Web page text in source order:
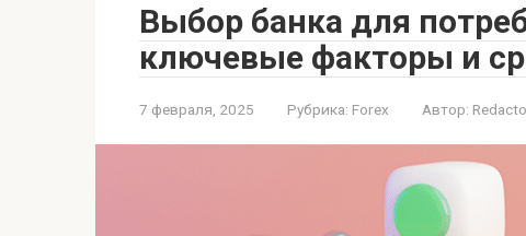
Выбор банка для
ключевые факторы и
7 февраля, 2025 Рубрика: Forex Автор: